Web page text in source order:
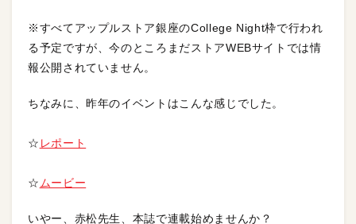
※すべてアップルストア銀座のCollege Night枠で行われ
る予定ですが、今のところまだストアWEBサイトでは情
報公開されていません。
ちなみに、昨年のイベントはこんな感じでした。
☆ レポート
☆ムービー
いやー、赤松先生、本誌で連載始めませんか？